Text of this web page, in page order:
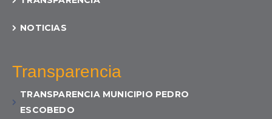
NOTICIAS
Transparencia
TRANSPARENCIA MUNICIPIO PEDRO
ESCOBEDO